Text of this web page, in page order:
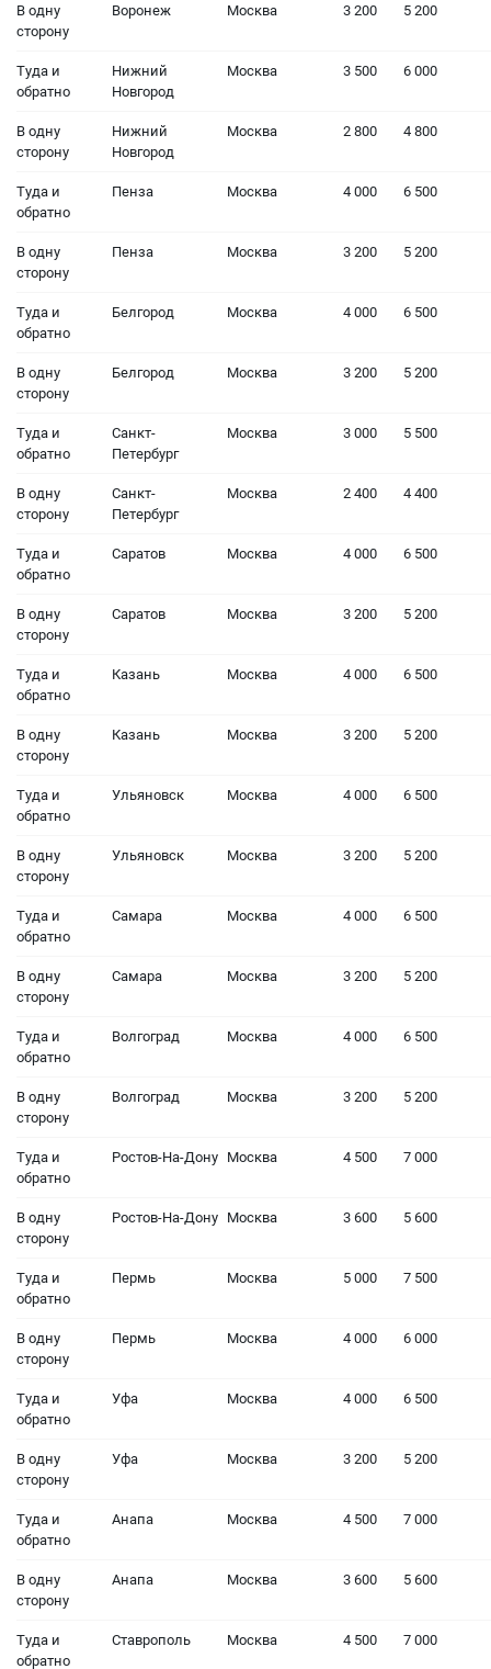
В одну
сторону
Воронеж Москва 3 200 5 200
Туда и
обратно
Нижний
Новгород
Москва 3 500 6 000
В одну
сторону
Нижний
Новгород
Москва 2 800 4 800
Туда и
обратно
Пенза Москва 4 000 6 500
В одну
сторону
Пенза Москва 3 200 5 200
Туда и
обратно
Белгород Москва 4 000 6 500
В одну
сторону
Белгород Москва 3 200 5 200
Туда и
обратно
Санкт-
Петербург
Москва 3 000 5 500
В одну
сторону
Санкт-
Петербург
Москва 2 400 4 400
Туда и
обратно
Саратов Москва 4 000 6 500
В одну
сторону
Саратов Москва 3 200 5 200
Туда и
обратно
Казань Москва 4 000 6 500
В одну
сторону
Казань Москва 3 200 5 200
Туда и
обратно
Ульяновск Москва 4 000 6 500
В одну
сторону
Ульяновск Москва 3 200 5 200
Туда и
обратно
Самара Москва 4 000 6 500
В одну
сторону
Самара Москва 3 200 5 200
Туда и
обратно
Волгоград Москва 4 000 6 500
В одну
сторону
Волгоград Москва 3 200 5 200
Туда и
обратно
Ростов-На-Дону Москва 4 500 7 000
В одну
сторону
Ростов-На-Дону Москва 3 600 5 600
Туда и
обратно
Пермь Москва 5 000 7 500
В одну
сторону
Пермь Москва 4 000 6 000
Туда и
обратно
Уфа Москва 4 000 6 500
В одну
сторону
Уфа Москва 3 200 5 200
Туда и
обратно
Анапа Москва 4 500 7 000
В одну
сторону
Анапа Москва 3 600 5 600
Туда и
обратно
Ставрополь Москва 4 500 7 000